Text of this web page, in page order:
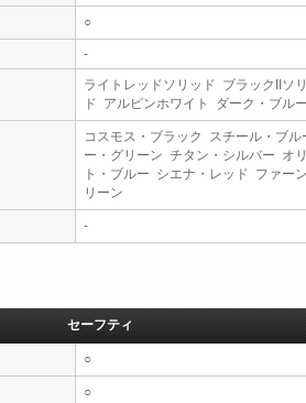
○
-
ライトレッドソリッド ブラックIIソ
ド アルピンホワイト ダーク・ブル
コスモス・ブラック スチール・ブ
ー・グリーン チタン・シルバー オ
ト・ブルー シエナ・レッド ファー
リーン
-
セーフティ
○
○